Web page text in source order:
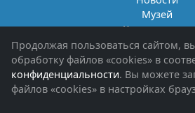
Музей
Книги памяти
Фотоальбомы
Обращения
Помощь участникам СВО
Об
Продолжая пользоваться сайтом,
обработку файлов «cookies» в
конфиденциальности. Вы можете
файлов «cookies» в настройках